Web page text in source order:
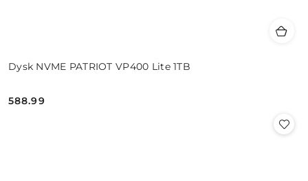
Dysk NVME PATRIOT VP400 Lite 1TB
Cena:
588.99